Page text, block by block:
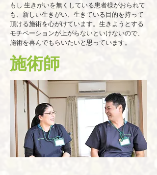
もし 生きがいを無くしている患者様がおられて
も、新しい生きがい、生きている目的を持って
頂ける​施術を心がけています。​生きようとする
モチベーションが上がらないといけないので、​
施術を喜んでもらいたいと思っています。
​​施術師